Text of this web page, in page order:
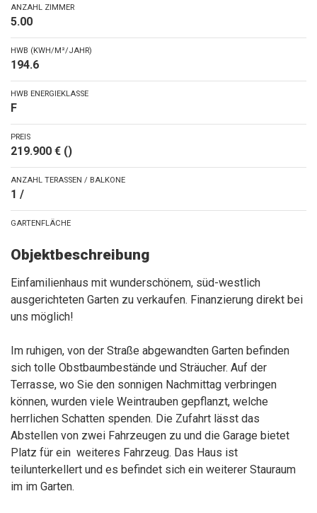
ANZAHL ZIMMER
5.00
HWB (KWH/M²/JAHR)
194.6
HWB ENERGIEKLASSE
F
PREIS
219.900 € ()
ANZAHL TERASSEN / BALKONE
1 /
GARTENFLÄCHE
Objektbeschreibung
Einfamilienhaus mit wunderschönem, süd-westlich
ausgerichteten Garten zu verkaufen. Finanzierung direkt bei
uns möglich!
Im ruhigen, von der Straße abgewandten Garten befinden
sich tolle Obstbaumbestände und Sträucher. Auf der
Terrasse, wo Sie den sonnigen Nachmittag verbringen
können, wurden viele Weintrauben gepflanzt, welche
herrlichen Schatten spenden. Die Zufahrt lässt das
Abstellen von zwei Fahrzeugen zu und die Garage bietet
Platz für ein weiteres Fahrzeug. Das Haus ist
teilunterkellert und es befindet sich ein weiterer Stauraum
im im Garten.